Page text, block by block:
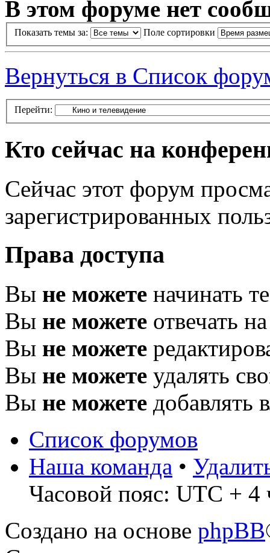
В этом форуме нет
Показать темы за: Поле сортировки
Вернуться в Список
Перейти:
Кто сейчас на
Сейчас этот форум
зарегистрированных
Права доступа
Вы не можете начинать
Вы не можете отвечать
Вы не можете
Вы не можете удалять
Вы не можете добавлять
Список форумов
Наша команда •
Часовой пояс: UTC + 4
Создано на основе phpBB